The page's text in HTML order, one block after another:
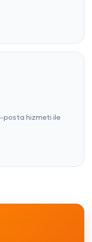
posta hizmeti ile